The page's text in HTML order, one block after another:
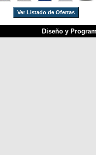
Ver Listado de Ofertas
Diseño y